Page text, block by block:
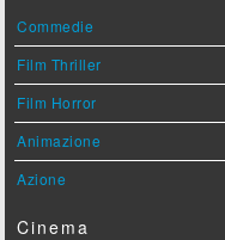
Commedie
Film Thriller
Film Horror
Animazione
Azione
Cinema